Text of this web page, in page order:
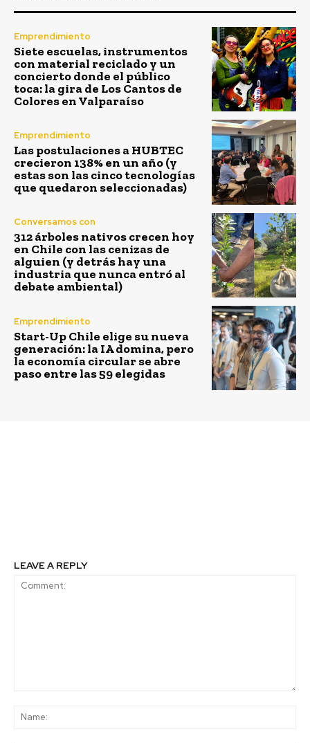
Emprendimiento
Siete escuelas, instrumentos
con material reciclado y un
concierto donde el público
toca: la gira de Los Cantos de
Colores en Valparaíso
Emprendimiento
Las postulaciones a HUBTEC
crecieron 138% en un año (y
estas son las cinco tecnologías
que quedaron seleccionadas)
Conversamos con
312 árboles nativos crecen hoy
en Chile con las cenizas de
alguien (y detrás hay una
industria que nunca entró al
debate ambiental)
Emprendimiento
Start-Up Chile elige su nueva
generación: la IA domina, pero
la economía circular se abre
paso entre las 59 elegidas
LEAVE A REPLY